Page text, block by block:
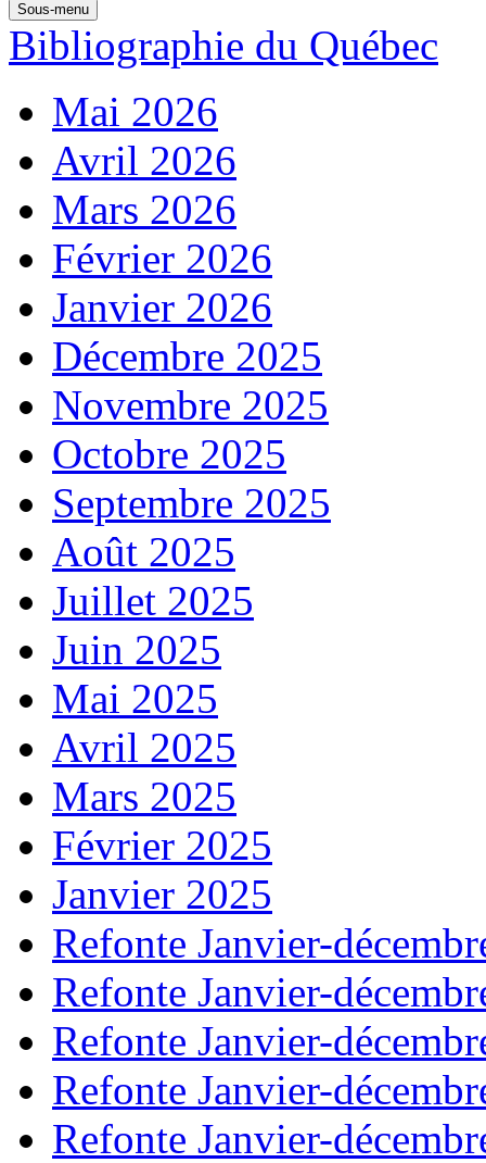
Sous-menu
Bibliographie du Québec
Mai 2026
Avril 2026
Mars 2026
Février 2026
Janvier 2026
Décembre 2025
Novembre 2025
Octobre 2025
Septembre 2025
Août 2025
Juillet 2025
Juin 2025
Mai 2025
Avril 2025
Mars 2025
Février 2025
Janvier 2025
Refonte Janvier-
Refonte Janvier-
Refonte Janvier-
Refonte Janvier-
Refonte Janvier-